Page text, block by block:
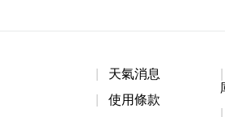
天氣消息
使用條款